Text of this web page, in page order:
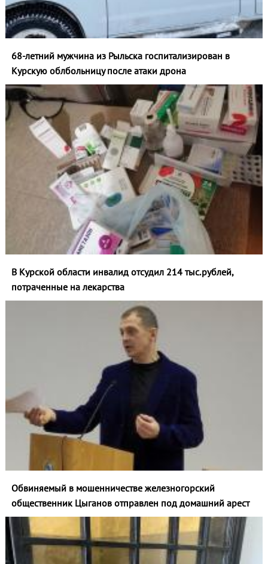
68-летний мужчина из Рыльска госпитализирован в
Курскую облбольницу после атаки дрона
В Курской области инвалид отсудил 214 тыс.рублей,
потраченные на лекарства
Обвиняемый в мошенничестве железногорский
общественник Цыганов отправлен под домашний арест